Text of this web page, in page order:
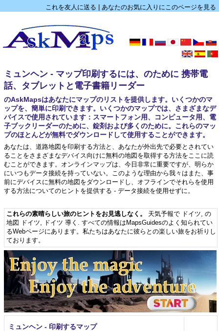
これを友人に送る あなたのお気に入りにこのページを見る
ミュンヘン - マップ印刷するには、のために 携帯電
話、タブレットと電子書籍リーダー
のAskMapsはあなたにマップのリストを提供します。いくつかのマ
ップを、簡単に印刷できます。いくつかのマップでは、さまざまなデ
バイスで使用されています：スマートフォン用、コンピュータ用、電
子ブックリーダーのために、錠剤および多くのために。これらのマッ
プのほとんどが無料でダウンロードして使用することができます。
あなたは、道路地図を印刷する方法と、あなたが外出先で必要とされてい
ることをさまざまなデバイス向けに無料の地図を取得する方法をここに読
むことができます。オンラインマップは、今日非常に重要ですが、明らか
にいつもデータ接続を持っていない。このような理由から我々はまた、事
前にデバイスに無料の地図をダウンロードし、オフラインでそれらを使用
する方法についてのヒントを提供する - データ接続を使用せずに。
これらの素晴らしい旅のヒントをお見逃しなく。 天気予報で ドイツ,の
地図 ドイツ, ドイツ 導く . すべての情報はMapsGuidesのよく知られてい
るWebページにあります。私たちはあなたに彼らとの楽しい旅をお祈りし
ております。
ミュンヘン - 印刷するマップ